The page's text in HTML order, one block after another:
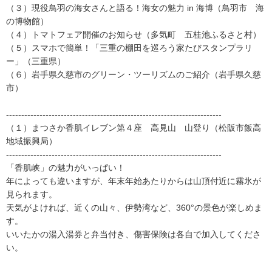
（３）現役鳥羽の海女さんと語る！海女の魅力 in 海博（鳥羽市 海
の博物館）
（４）トマトフェア開催のお知らせ（多気町 五桂池ふるさと村）
（５）スマホで簡単！「三重の棚田を巡ろう家たびスタンプラリ
ー」（三重県）
（６）岩手県久慈市のグリーン・ツーリズムのご紹介（岩手県久慈
市）
-----------------------------------------------------------------------
（１）まつさか香肌イレブン第４座 高見山 山登り（松阪市飯高
地域振興局）
-----------------------------------------------------------------------
「香肌峡」の魅力がいっぱい！
年によっても違いますが、年末年始あたりからは山頂付近に霧氷が
見られます。
天気がよければ、近くの山々、伊勢湾など、360°の景色が楽しめま
す。
いいたかの湯入湯券と弁当付き、傷害保険は各自で加入してくださ
い。